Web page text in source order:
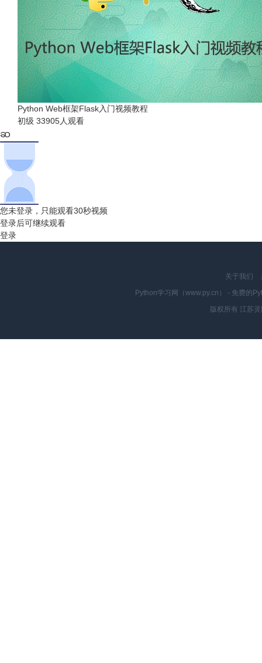
Python Web框架Flask入门视频教程
初级 33905人观看
您未登录，只能观看30秒视频
登录后可继续观看
登录
关于我们
Python学习网（www.py.cn） - 免费的
版权所有 江苏